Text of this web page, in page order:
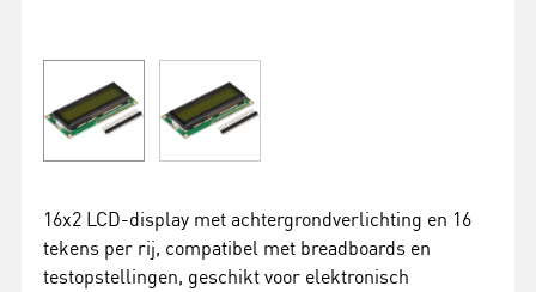
16x2 LCD-display met achtergrondverlichting en 16
tekens per rij, compatibel met breadboards en
testopstellingen, geschikt voor elektronisch